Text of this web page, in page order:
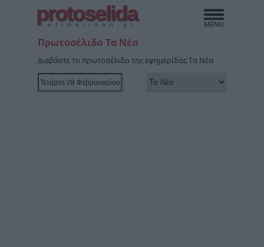
protoselida
efimeridon.gr
Πρωτοσέλιδο Τα Νέα
Διαβάστε το πρωτοσέλιδο της εφημερίδας Τα Νέα